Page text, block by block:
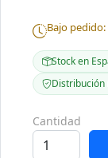
Bajo pedido:
Stock en
Distribución
Cantidad